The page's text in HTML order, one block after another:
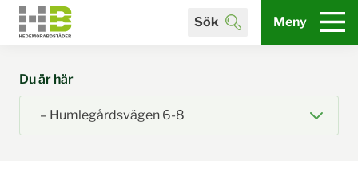
Sök Meny
Du är här